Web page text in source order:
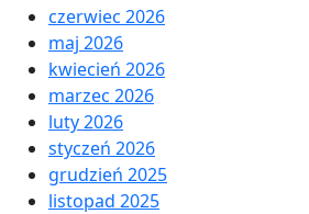
czerwiec 2026
maj 2026
kwiecień 2026
marzec 2026
luty 2026
styczeń 2026
grudzień 2025
listopad 2025